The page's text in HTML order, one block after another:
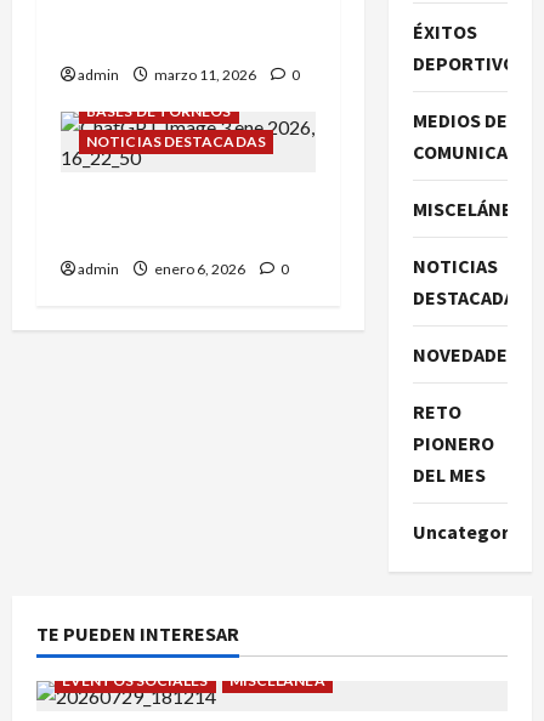
admin marzo 11, 2026
0
BASES DE TORNEOS
NOTICIAS DESTACADAS
admin enero 6, 2026 0
ÉXITOS
DEPORTIVOS
MEDIOS DE
MISCELÁNEA
NOTICIAS
DESTACADAS
NOVEDADES
RETO
PIONERO
DEL MES
Uncategorized
TE PUEDEN INTERESAR
EVENTOS SOCIALES MISCELÁNEA